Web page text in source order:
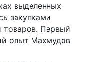
выделенных
закупками
товаров. Первый
опыт Махмудов